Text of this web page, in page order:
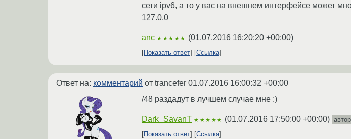
сети ipv6, а то у вас на внешнем интерфейсе может
127.0.0
anc ★★★★★ (01.07.2016 16:20:20 +00:00)
Показать ответ Ссылка
Ответ на: комментарий от trancefer 01.07.2016 16:00:32 +00:00
/48 раздадут в лучшем случае мне :)
Dark_SavanT ★★★★★ (01.07.2016 17:50:00 +00:00)
Показать ответ
Ссылка